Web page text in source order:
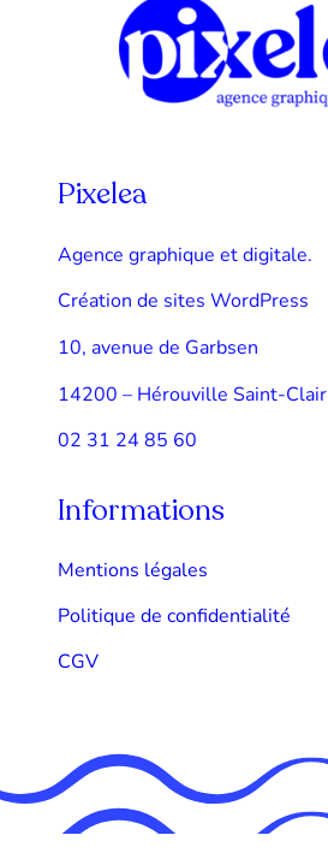
Pixelea
Agence graphique et digitale.
Création de sites WordPress
10, avenue de Garbsen
14200 – Hérouville Saint-Clair
02 31 24 85 60
Informations
Mentions légales
Politique de confidentialité
CGV